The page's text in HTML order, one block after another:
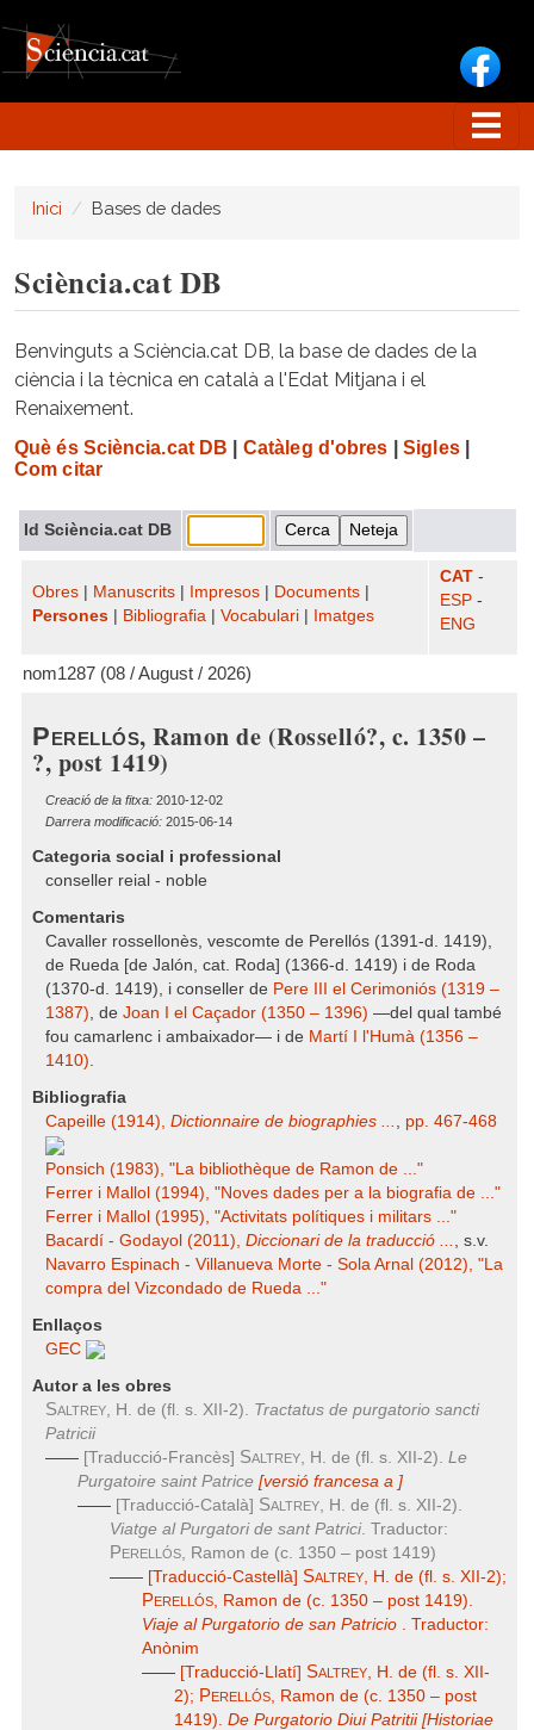
Inici Bases de dades
Sciència.cat DB
Benvinguts a Sciència.cat DB, la base de dades de la
ciència i la tècnica en català a l'Edat Mitjana i el
Renaixement.
Què és Sciència.cat DB Catàleg d'obres Sigles|
Com citar
Id Sciència.cat DB
Obres Manuscrits Impresos Documents
Persones
Bibliografia Vocabulari Imatges
CAT -
ESP -
ENG
nom1287 (08 / August / 2026)
Perellós, Ramon de (Rosselló?, c. 1350 –
?, post 1419)
Creació de la fitxa: 2010-12-02
Darrera modificació: 2015-06-14
Categoria social i professional
conseller reial - noble
Comentaris
Cavaller rossellonès, vescomte de Perellós (1391-d. 1419),
de Rueda [de Jalón, cat. Roda] (1366-d. 1419) i de Roda
(1370-d. 1419), i conseller de Pere III el Cerimoniós (1319 –
1387), de Joan I el Caçador (1350 – 1396) —del qual també
fou camarlenc i ambaixador— i de Martí I l'Humà (1356 –
1410).
Bibliografia
Capeille (1914), Dictionnaire de biographies ... , pp. 467-468
Ponsich (1983), "La bibliothèque de Ramon de ..."
Ferrer i Mallol (1994), "Noves dades per a la biografia de ..."
Ferrer i Mallol (1995), "Activitats polítiques i militars ..."
Bacardí - Godayol (2011), Diccionari de la traducció ... , s.v.
Navarro Espinach - Villanueva Morte - Sola Arnal (2012), "La
compra del Vizcondado de Rueda ..."
Enllaços
GEC
Autor a les obres
Saltrey, H. de (fl. s. XII-2). Tractatus de purgatorio sancti
Patricii
—— [Traducció-Francès] Saltrey, H. de (fl. s. XII-2). Le
Purgatoire saint Patrice [versió francesa a ]
—— [Traducció-Català] Saltrey, H. de (fl. s. XII-2).
Viatge al Purgatori de sant Patrici. Traductor:
Perellós, Ramon de (c. 1350 – post 1419)
—— [Traducció-Castellà] Saltrey, H. de (fl. s. XII-2);
Perellós, Ramon de (c. 1350 – post 1419).
Viaje al Purgatorio de san Patricio . Traductor:
Anònim
—— [Traducció-Llatí] Saltrey, H. de (fl. s. XII-
2); Perellós, Ramon de (c. 1350 – post
1419). De Purgatorio Diui Patritii [Historiae